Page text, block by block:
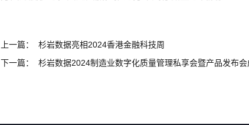
上一篇：
杉岩数据亮相2024香港金融科技周
下一篇：